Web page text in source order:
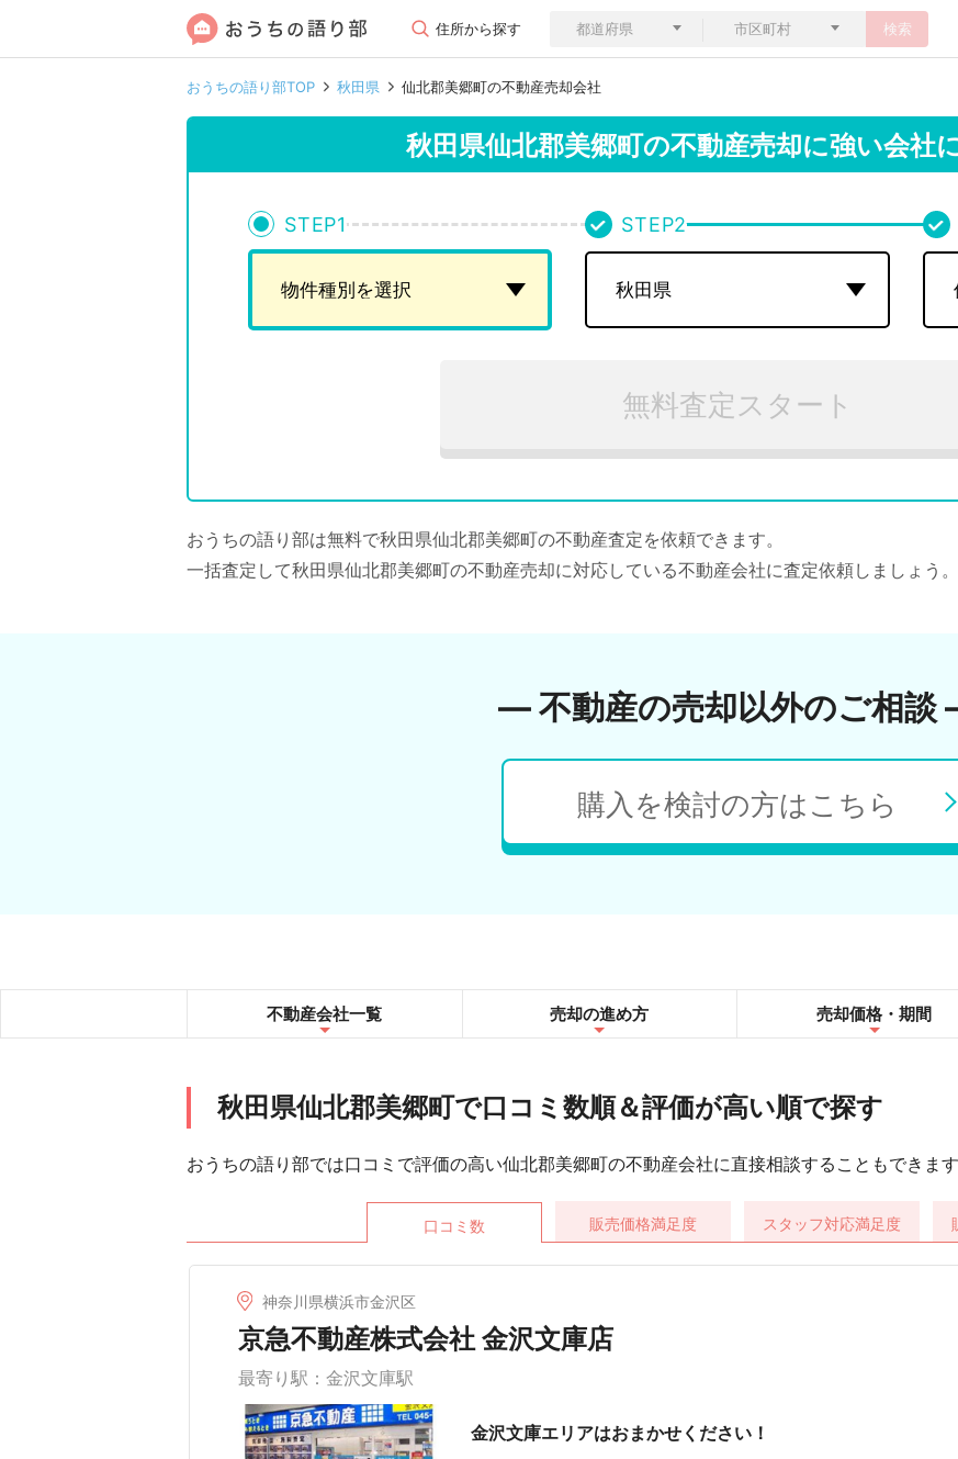
住所から探す 検索
おうちの語り部TOP 秋田県 仙北郡美郷町の不動産売却会社
秋田県仙北郡美郷町の不動産売却に強い会社
STEP1 STEP2
無料査定スタート
おうちの語り部は無料で秋田県仙北郡美郷町の不動産査定を依頼できます。
一括査定して秋田県仙北郡美郷町の不動産売却に対応している不動産会社に査定依頼しましょう。
― 不動産の売却以外のご相談
購入を検討の方はこちら
不動産会社一覧 売却の進め方 売却価格・期間
秋田県仙北郡美郷町で口コミ数順＆評価が高い順で探す
おうちの語り部では口コミで評価の高い仙北郡美郷町の不動産会社に直接相談することもできます
口コミ数 販売価格満足度 スタッフ対応満足度
神奈川県横浜市金沢区
京急不動産株式会社 金沢文庫店
最寄り駅：金沢文庫駅
金沢文庫エリアはおまかせください！